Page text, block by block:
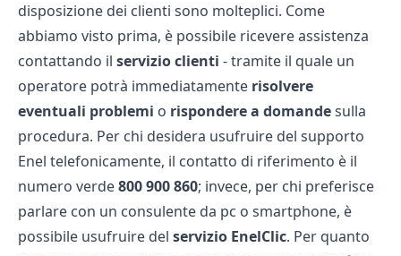
disposizione dei clienti sono molteplici. Come
abbiamo visto prima, è possibile ricevere assistenza
contattando il servizio clienti - tramite il quale un
operatore potrà immediatamente risolvere
eventuali problemi o rispondere a domandesulla
procedura. Per chi desidera usufruire del supporto
Enel telefonicamente, il contatto di riferimento è il
numero verde800900860; invece, per chi preferisce
parlare con un consulente da pc o smartphone, è
possibile usufruire del servizio EnelClic. Per quanto